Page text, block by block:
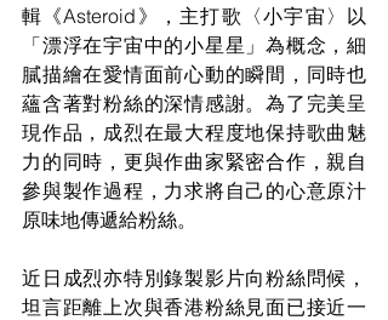
輯《Asteroid》，主打歌〈小宇宙〉以
「漂浮在宇宙中的小星星」為概念，細
膩描繪在愛情面前心動的瞬間，同時也
蘊含著對粉絲的深情感謝。為了完美呈
現作品，成烈在最大程度地保持歌曲魅
力的同時，更與作曲家緊密合作，親自
參與製作過程，力求將自己的心意原汁
原味地傳遞給粉絲。
近日成烈亦特別錄製影片向粉絲問候，
坦言距離上次與香港粉絲見面已接近一